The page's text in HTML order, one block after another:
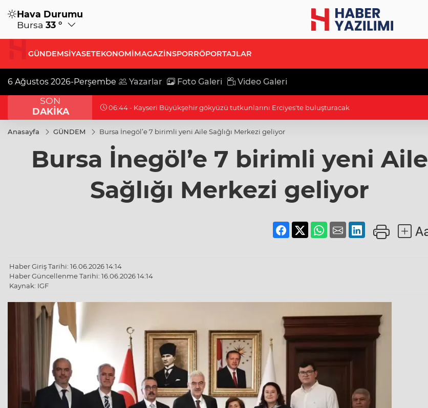
Hava Durumu
Bursa 33 °
GÜNDEMSİYASETEKONOMİMAGAZİNSPORRÖPORTAJLAR
6 Ağustos 2026-Perşembe Yazarlar Foto Galeri Video Galeri
SON
DAKİKA
19:47 - Cumhurbaşkanı Erdoğan’dan 'Terörsüz Türkiye' mesajı
Anasayfa GÜNDEM Bursa İnegöl’e 7 birimli yeni Aile Sağlığı Merkezi geliyor
Bursa İnegöl’e 7 birimli yeni Aile
Sağlığı Merkezi geliyor
Haber Giriş Tarihi: 16.06.2026 14:14
Haber Güncellenme Tarihi: 16.06.2026 14:14
Kaynak: IGF